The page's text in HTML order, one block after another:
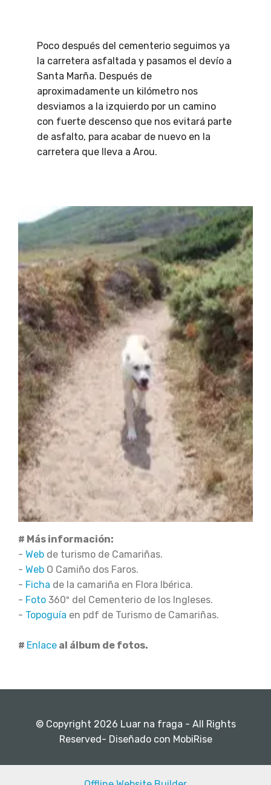
Poco después del cementerio seguimos ya
la carretera asfaltada y pasamos el devío a
Santa Marña. Después de
aproximadamente un kilómetro nos
desviamos a la izquierdo por un camino
con fuerte descenso que nos evitará parte
de asfalto, para acabar de nuevo en la
carretera que lleva a Arou.
# Más información:
- Web de turismo de Camariñas.
- Web O Camiño dos Faros.
- Ficha de la camariña en Flora Ibérica.
- Foto 360º del Cementerio de los Ingleses.
- Topoguía en pdf de Turismo de Camariñas.
# Enlace al álbum de fotos.
© Copyright 2026 Luar na fraga - All Rights
Reserved- Diseñado con MobiRise